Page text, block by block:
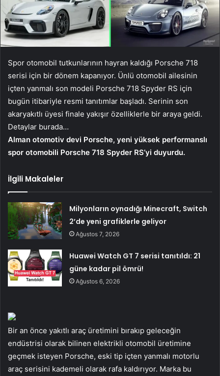
Spor otomobil tutkunlarının hayran kaldığı Porsche 718
serisi için bir dönem kapanıyor. Ünlü otomobil ailesinin
içten yanmalı son modeli Porsche 718 Spyder RS ​​için
bugün itibariyle resmi tanıtımlar başladı. Serinin son
akaryakıtlı üyesi finale yakışır özelliklerle bir araya geldi.
Detaylar burada…
Alman otomotiv devi Porsche, yeni yüksek performanslı
spor otomobili Porsche 718 Spyder RS’yi duyurdu.
İlgili Makaleler
Milyonların oynadığı Minecraft, Switch
2’de yeni grafiklerle geliyor
Ağustos 7, 2026
Huawei Watch GT 7 serisi tanıtıldı: 21
güne kadar pil ömrü!
Ağustos 6, 2026
Bir an önce yakıtlı araç üretimini bırakıp geleceğin
endüstrisi olarak bilinen elektrikli otomobil üretimine
geçmek isteyen Porsche, eski tip içten yanmalı motorlu
araç serisini kademeli olarak rafa kaldırıyor. Marka bu